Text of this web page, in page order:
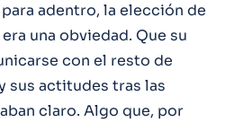
adentro, la elección de
era una obviedad. Que su
con el resto de
sus actitudes tras las
claro. Algo que, por